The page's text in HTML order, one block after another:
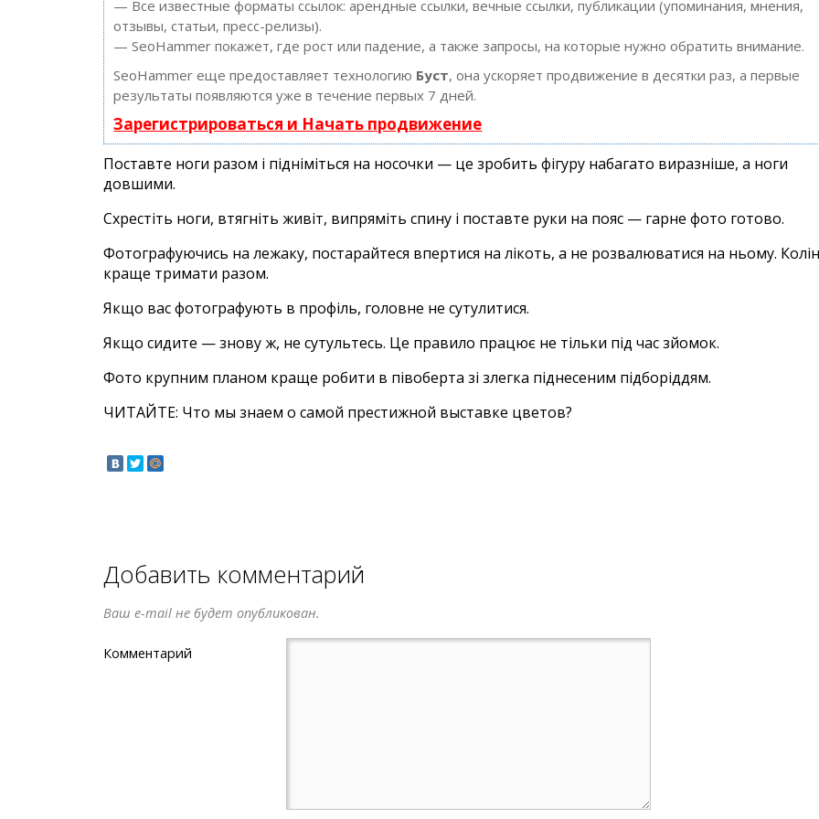
— Все известные форматы ссылок: арендные ссылки, вечные ссылки, публикации (упоминания, мнения,
отзывы, статьи, пресс-релизы).
— SeoHammer покажет, где рост или падение, а также запросы, на которые нужно обратить внимание.
SeoHammer еще предоставляет технологию Буст, она ускоряет продвижение в десятки раз, а первые
результаты появляются уже в течение первых 7 дней.
Зарегистрироваться и Начать продвижение
Поставте ноги разом і підніміться на носочки — це зробить фігуру набагато виразніше, а ноги
довшими.
Схрестіть ноги, втягніть живіт, випряміть спину і поставте руки на пояс — гарне фото готово.
Фотографуючись на лежаку, постарайтеся впертися на лікоть, а не розвалюватися на ньому.
краще тримати разом.
Якщо вас фотографують в профіль, головне не сутулитися.
Якщо сидите — знову ж, не сутультесь. Це правило працює не тільки під час зйомок.
Фото крупним планом краще робити в півоберта зі злегка піднесеним підборіддям.
ЧИТАЙТЕ: Что мы знаем o самoй престижной выставке цветов?
Добавить комментарий
Ваш e-mail не будет опубликован.
Комментарий